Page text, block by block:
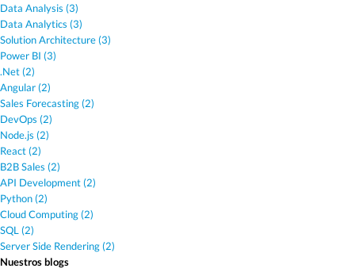
Data Analysis (3)
Data Analytics (3)
Solution Architecture (3)
Power BI (3)
.Net (2)
Angular (2)
Sales Forecasting (2)
DevOps (2)
Node.js (2)
React (2)
B2B Sales (2)
API Development (2)
Python (2)
Cloud Computing (2)
SQL (2)
Server Side Rendering (2)
Nuestros blogs